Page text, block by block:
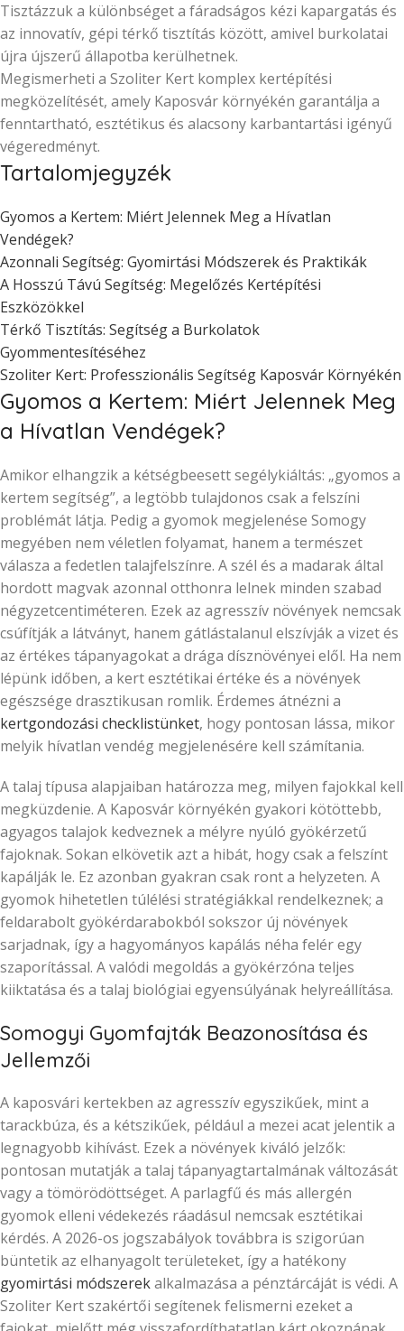
Tisztázzuk a különbséget a fáradságos kézi kapargatás és
az innovatív, gépi térkő tisztítás között, amivel burkolatai
újra újszerű állapotba kerülhetnek.
Megismerheti a Szoliter Kert komplex kertépítési
megközelítését, amely Kaposvár környékén garantálja a
fenntartható, esztétikus és alacsony karbantartási igényű
végeredményt.
Tartalomjegyzék
Gyomos a Kertem: Miért Jelennek Meg a Hívatlan
Vendégek?
Azonnali Segítség: Gyomirtási Módszerek és Praktikák
A Hosszú Távú Segítség: Megelőzés Kertépítési
Eszközökkel
Térkő Tisztítás: Segítség a Burkolatok
Gyommentesítéséhez
Szoliter Kert: Professzionális Segítség Kaposvár Környékén
Gyomos a Kertem: Miért Jelennek Meg
a Hívatlan Vendégek?
Amikor elhangzik a kétségbeesett segélykiáltás: „gyomos a
kertem segítség”, a legtöbb tulajdonos csak a felszíni
problémát látja. Pedig a gyomok megjelenése Somogy
megyében nem véletlen folyamat, hanem a természet
válasza a fedetlen talajfelszínre. A szél és a madarak által
hordott magvak azonnal otthonra lelnek minden szabad
négyzetcentiméteren. Ezek az agresszív növények nemcsak
csúfítják a látványt, hanem gátlástalanul elszívják a vizet és
az értékes tápanyagokat a drága dísznövényei elől. Ha nem
lépünk időben, a kert esztétikai értéke és a növények
egészsége drasztikusan romlik. Érdemes átnézni a
kertgondozási checklistünket, hogy pontosan lássa, mikor
melyik hívatlan vendég megjelenésére kell számítania.
A talaj típusa alapjaiban határozza meg, milyen fajokkal kell
megküzdenie. A Kaposvár környékén gyakori kötöttebb,
agyagos talajok kedveznek a mélyre nyúló gyökérzetű
fajoknak. Sokan elkövetik azt a hibát, hogy csak a felszínt
kapálják le. Ez azonban gyakran csak ront a helyzeten. A
gyomok hihetetlen túlélési stratégiákkal rendelkeznek; a
feldarabolt gyökérdarabokból sokszor új növények
sarjadnak, így a hagyományos kapálás néha felér egy
szaporítással. A valódi megoldás a gyökérzóna teljes
kiiktatása és a talaj biológiai egyensúlyának helyreállítása.
Somogyi Gyomfajták Beazonosítása és
Jellemzői
A kaposvári kertekben az agresszív egyszikűek, mint a
tarackbúza, és a kétszikűek, például a mezei acat jelentik a
legnagyobb kihívást. Ezek a növények kiváló jelzők:
pontosan mutatják a talaj tápanyagtartalmának változását
vagy a tömörödöttséget. A parlagfű és más allergén
gyomok elleni védekezés ráadásul nemcsak esztétikai
kérdés. A 2026-os jogszabályok továbbra is szigorúan
büntetik az elhanyagolt területeket, így a hatékony
gyomirtási módszerekalkalmazása a pénztárcáját is védi. A
Szoliter Kert szakértői segítenek felismerni ezeket a